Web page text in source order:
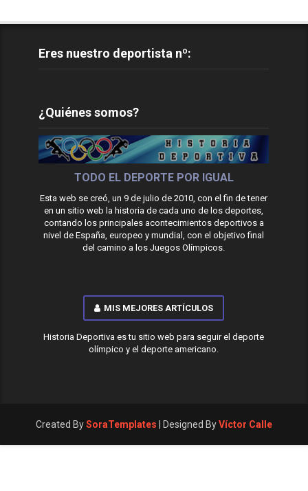
Eres nuestro deportista nº:
¿Quiénes somos?
TODO EL DEPORTE POR IGUAL
Esta web se creó, un 9 de julio de 2010, con el fin de tener
en un sitio web la historia de cada uno de los deportes,
contando los principales acontecimientos deportivos a
nivel de España, europeo y mundial, con el objetivo final
del camino a los Juegos Olímpicos.
MIS MEJORES ARTÍCULOS
Historia Deportiva es tu sitio web para seguir el deporte
olímpico y el deporte americano.
Created BySoraTemplates | Designed ByVíctor Calle